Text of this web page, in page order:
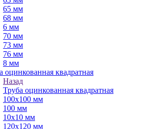
65 мм
68 мм
6 мм
70 мм
73 мм
76 мм
8 мм
оцинкованная квадратная
Назад
Труба оцинкованная квадратная
100х100 мм
100 мм
10х10 мм
120х120 мм